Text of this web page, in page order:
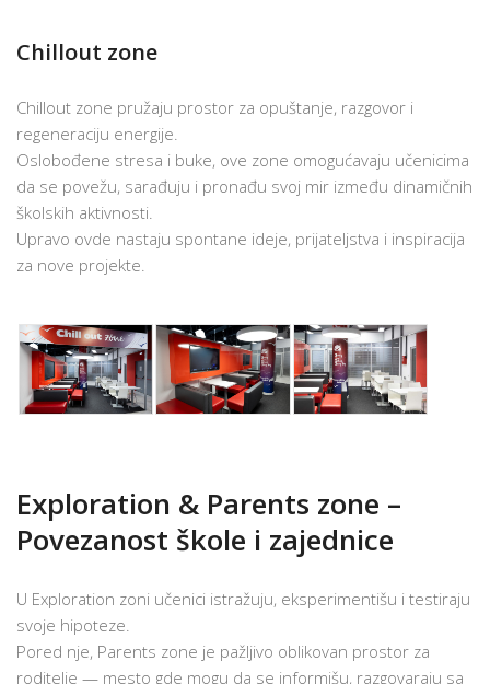
Chillout zone
Chillout zone pružaju prostor za opuštanje, razgovor i
regeneraciju energije.
Oslobođene stresa i buke, ove zone omogućavaju učenicima
da se povežu, sarađuju i pronađu svoj mir između dinamičnih
školskih aktivnosti.
Upravo ovde nastaju spontane ideje, prijateljstva i inspiracija
za nove projekte.
Exploration & Parents zone –
Povezanost škole i zajednice
U Exploration zoni učenici istražuju, eksperimentišu i testiraju
svoje hipoteze.
Pored nje, Parents zone je pažljivo oblikovan prostor za
roditelje — mesto gde mogu da se informišu, razgovaraju sa